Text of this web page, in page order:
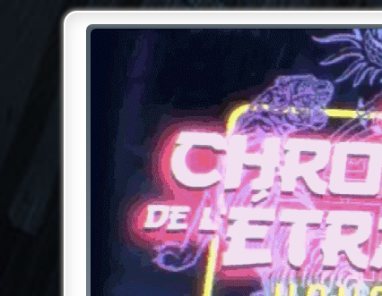
Chroniques de l'Étrange NO
Pour les amateurs des Chroniques de l'Étrange